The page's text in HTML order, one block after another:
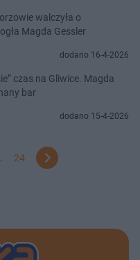
walczyła o
Magda Gessler
dodano 16-4-2026
czas na Gliwice. Magda
bar
dodano 15-4-2026
24